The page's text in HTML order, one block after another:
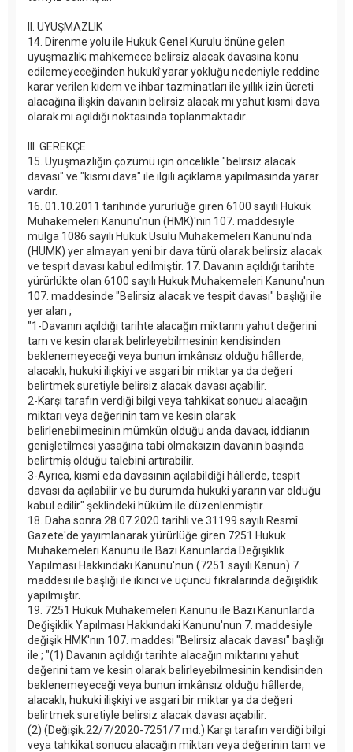
II. UYUŞMAZLIK
14. Direnme yolu ile Hukuk Genel Kurulu önüne gelen
uyuşmazlık; mahkemece belirsiz alacak davasına konu
edilemeyeceğinden hukukî yarar yokluğu nedeniyle reddine
karar verilen kıdem ve ihbar tazminatları ile yıllık izin ücreti
alacağına ilişkin davanın belirsiz alacak mı yahut kısmi dava
olarak mı açıldığı noktasında toplanmaktadır.
III. GEREKÇE
15. Uyuşmazlığın çözümü için öncelikle "belirsiz alacak
davası" ve "kısmi dava" ile ilgili açıklama yapılmasında yarar
vardır.
16. 01.10.2011 tarihinde yürürlüğe giren 6100 sayılı Hukuk
Muhakemeleri Kanunu'nun (HMK)'nın 107. maddesiyle
mülga 1086 sayılı Hukuk Usulü Muhakemeleri Kanunu'nda
(HUMK) yer almayan yeni bir dava türü olarak belirsiz alacak
ve tespit davası kabul edilmiştir. 17. Davanın açıldığı tarihte
yürürlükte olan 6100 sayılı Hukuk Muhakemeleri Kanunu'nun
107. maddesinde "Belirsiz alacak ve tespit davası" başlığı ile
yer alan ;
"1-Davanın açıldığı tarihte alacağın miktarını yahut değerini
tam ve kesin olarak belirleyebilmesinin kendisinden
beklenemeyeceği veya bunun imkânsız olduğu hâllerde,
alacaklı, hukuki ilişkiyi ve asgari bir miktar ya da değeri
belirtmek suretiyle belirsiz alacak davası açabilir.
2-Karşı tarafın verdiği bilgi veya tahkikat sonucu alacağın
miktarı veya değerinin tam ve kesin olarak
belirlenebilmesinin mümkün olduğu anda davacı, iddianın
genişletilmesi yasağına tabi olmaksızın davanın başında
belirtmiş olduğu talebini artırabilir.
3-Ayrıca, kısmi eda davasının açılabildiği hâllerde, tespit
davası da açılabilir ve bu durumda hukuki yararın var olduğu
kabul edilir" şeklindeki hüküm ile düzenlenmiştir.
18. Daha sonra 28.07.2020 tarihli ve 31199 sayılı Resmî
Gazete'de yayımlanarak yürürlüğe giren 7251 Hukuk
Muhakemeleri Kanunu ile Bazı Kanunlarda Değişiklik
Yapılması Hakkındaki Kanunu'nun (7251 sayılı Kanun) 7.
maddesi ile başlığı ile ikinci ve üçüncü fıkralarında değişiklik
yapılmıştır.
19. 7251 Hukuk Muhakemeleri Kanunu ile Bazı Kanunlarda
Değişiklik Yapılması Hakkındaki Kanunu'nun 7. maddesiyle
değişik HMK'nın 107. maddesi "Belirsiz alacak davası" başlığı
ile ; "(1) Davanın açıldığı tarihte alacağın miktarını yahut
değerini tam ve kesin olarak belirleyebilmesinin kendisinden
beklenemeyeceği veya bunun imkânsız olduğu hâllerde,
alacaklı, hukuki ilişkiyi ve asgari bir miktar ya da değeri
belirtmek suretiyle belirsiz alacak davası açabilir.
(2) (Değişik:22/7/2020-7251/7 md.) Karşı tarafın verdiği bilgi
veya tahkikat sonucu alacağın miktarı veya değerinin tam ve